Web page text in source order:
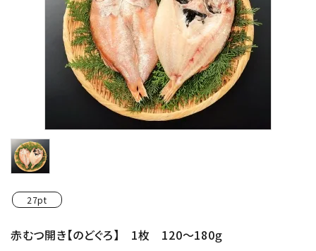
27pt
赤むつ開き【のどぐろ】 1枚 120～180ｇ